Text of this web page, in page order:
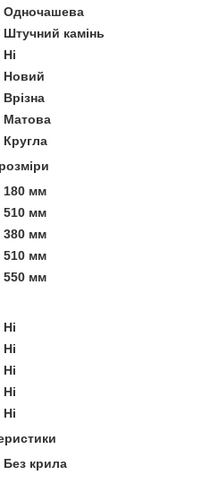
Одночашева
Штучний камінь
Ні
Новий
Врізна
Матова
Кругла
180 мм
510 мм
380 мм
510 мм
550 мм
Ні
Ні
Ні
Ні
Ні
Без крила